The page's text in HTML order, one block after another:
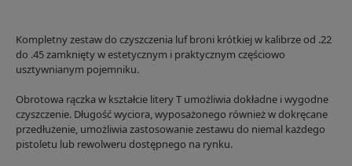
Kompletny zestaw do czyszczenia luf broni krótkiej w kalibrze od .22
do .45 zamknięty w estetycznym i praktycznym częściowo
usztywnianym pojemniku.
Obrotowa rączka w kształcie litery T umożliwia dokładne i wygodne
czyszczenie. Długość wyciora, wyposażonego również w dokręcane
przedłużenie, umożliwia zastosowanie zestawu do niemal każdego
pistoletu lub rewolweru dostępnego na rynku.